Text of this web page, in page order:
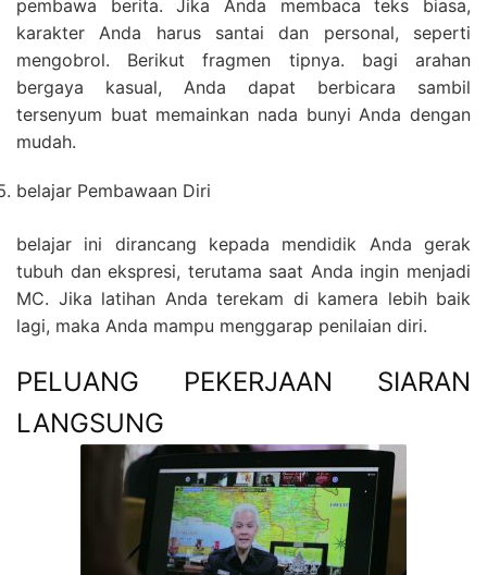
pembawa berita. Jika Anda membaca teks biasa,
karakter Anda harus santai dan personal, seperti
mengobrol. Berikut fragmen tipnya. bagi arahan
bergaya kasual, Anda dapat berbicara sambil
tersenyum buat memainkan nada bunyi Anda dengan
mudah.
belajar Pembawaan Diri
belajar ini dirancang kepada mendidik Anda gerak
tubuh dan ekspresi, terutama saat Anda ingin menjadi
MC. Jika latihan Anda terekam di kamera lebih baik
lagi, maka Anda mampu menggarap penilaian diri.
PELUANG PEKERJAAN SIARAN
LANGSUNG